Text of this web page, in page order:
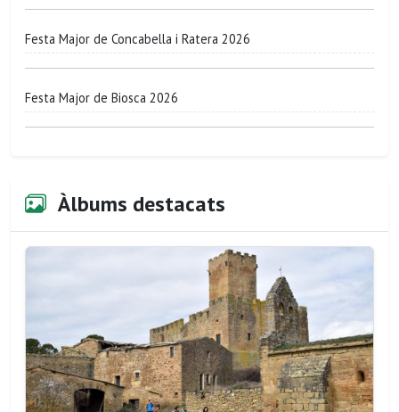
Festa Major de Concabella i Ratera 2026
Festa Major de Biosca 2026
Àlbums destacats